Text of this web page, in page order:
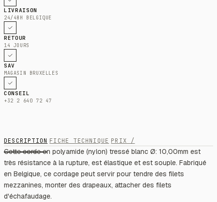
LIVRAISON
24/48H BELGIQUE
RETOUR
14 JOURS
SAV
MAGASIN BRUXELLES
CONSEIL
+32 2 640 72 47
DESCRIPTION FICHE TECHNIQUE PRIX /
Cette corde en polyamide (nylon) tressé blanc Ø: 10,00mm est
très résistance à la rupture, est élastique et est souple. Fabriqué
en Belgique, ce cordage peut servir pour tendre des filets
mezzanines, monter des drapeaux, attacher des filets
d'échafaudage.